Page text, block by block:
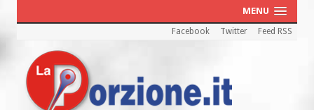
MENU
Facebook Twitter Feed RSS